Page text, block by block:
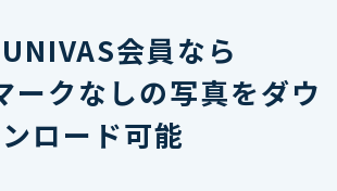
会員なら
ークなしの写真をダウ
ンロード可能